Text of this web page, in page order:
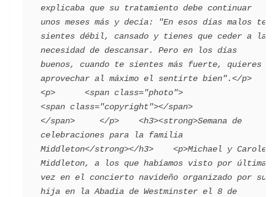
explicaba que su tratamiento debe continuar
unos meses más y decía: "En esos días malos te
sientes débil, cansado y tienes que ceder a la
necesidad de descansar. Pero en los días
buenos, cuando te sientes más fuerte, quieres
aprovechar al máximo el sentirte bien".</p>
<p>      <span class="photo">
<span class="copyright"></span>
</span>     </p>    <h3><strong>Semana de
celebraciones para la familia
Middleton</strong></h3>    <p>Michael y Carole
Middleton, a los que habíamos visto por última
vez en el concierto navideño organizado por su
hija en la Abadia de Westminster el 8 de